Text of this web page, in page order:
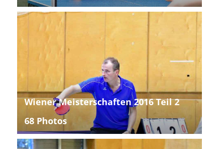
Wiener Meisterschaften 2016 Teil 2
68 Photos